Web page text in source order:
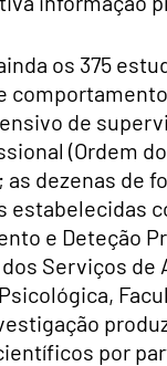
os 375
de
(Ordem
as dezenas de
e Deteção
Serviços
por